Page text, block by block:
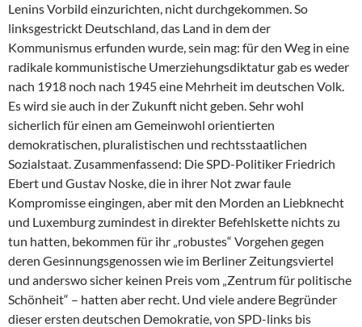
Lenins Vorbild einzurichten, nicht durchgekommen. So
linksgestrickt Deutschland, das Land in dem der
Kommunismus erfunden wurde, sein mag: für den Weg in eine
radikale kommunistische Umerziehungsdiktatur gab es weder
nach 1918 noch nach 1945 eine Mehrheit im deutschen Volk.
Es wird sie auch in der Zukunft nicht geben. Sehr wohl
sicherlich für einen am Gemeinwohl orientierten
demokratischen, pluralistischen und rechtsstaatlichen
Sozialstaat. Zusammenfassend: Die SPD-Politiker Friedrich
Ebert und Gustav Noske, die in ihrer Not zwar faule
Kompromisse eingingen, aber mit den Morden an Liebknecht
und Luxemburg zumindest in direkter Befehlskette nichts zu
tun hatten, bekommen für ihr „robustes“ Vorgehen gegen
deren Gesinnungsgenossen wie im Berliner Zeitungsviertel
und anderswo sicher keinen Preis vom „Zentrum für politische
Schönheit“ – hatten aber recht. Und viele andere Begründer
dieser ersten deutschen Demokratie, von SPD-links bis